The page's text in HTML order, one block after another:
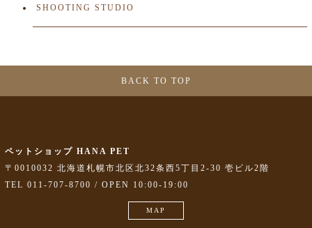
SHOOTING STUDIO
BACK TO TOP
ペットショップ HANA PET
〒0010032 北海道札幌市北区北32条西5丁目2-30 壱ビル2階
TEL 011-707-8700 / OPEN 10:00-19:00
MAP